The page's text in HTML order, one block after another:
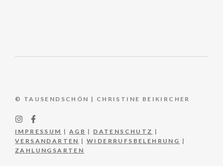
© TAUSENDSCHÖN | CHRISTINE BEIKIRCHER
IMPRESSUM | AGB | DATENSCHUTZ |
VERSANDARTEN |WIDERRUFSBELEHRUNG |
ZAHLUNGSARTEN